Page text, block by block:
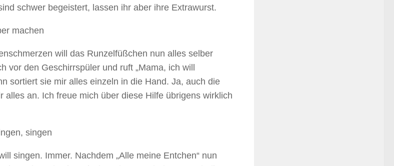
schwer begeistert, lassen ihr aber ihre Extrawurst.
machen
will das Runzelfüßchen nun alles selber
vor den Geschirrspüler und ruft „Mama, ich will
sortiert sie mir alles einzeln in die Hand. Ja, auch die
alles an. Ich freue mich über diese Hilfe übrigens wirklich
singen
singen. Immer. Nachdem „Alle meine Entchen“ nun